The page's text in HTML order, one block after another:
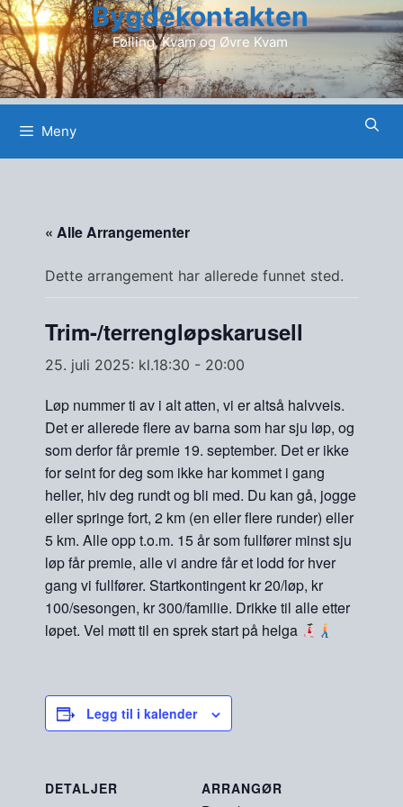
Hopp
til
innhold
Bygdekontakten
Følling, Kvam og Øvre Kvam
Meny
« Alle Arrangementer
Dette arrangement har allerede funnet sted.
Trim-/terrengløpskarusell
25. juli 2025: kl.18:30 - 20:00
Løp nummer ti av i alt atten, vi er altså halvveis.
Det er allerede flere av barna som har sju løp, og
som derfor får premie 19. september. Det er ikke
for seint for deg som ikke har kommet i gang
heller, hiv deg rundt og bli med. Du kan gå, jogge
eller springe fort, 2 km (en eller flere runder) eller
5 km. Alle opp t.o.m. 15 år som fullfører minst sju
løp får premie, alle vi andre får et lodd for hver
gang vi fullfører. Startkontingent kr 20/løp, kr
100/sesongen, kr 300/familie. Drikke til alle etter
løpet. Vel møtt til en sprek start på helga
Legg til i kalender
DETALJER
ARRANGØR